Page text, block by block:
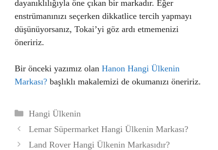
dayanıklılığıyla öne çıkan bir markadır. Eğer
enstrümanınızı seçerken dikkatlice tercih yapmayı
düşünüyorsanız, Tokai’yi göz ardı etmemenizi
öneririz.
Bir önceki yazımız olan Hanon Hangi Ülkenin
Markası? başlıklı makalemizi de okumanızı öneririz.
Kategoriler
Hangi Ülkenin
Lemar Süpermarket Hangi Ülkenin Markası?
Land Rover Hangi Ülkenin Markasıdır?